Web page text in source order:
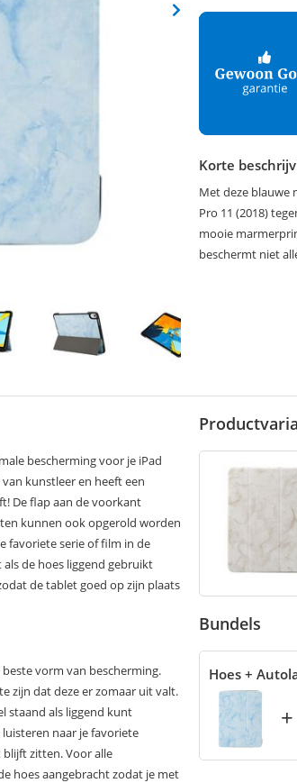
Korte
Met deze blauwe
Pro 11 (2018)
mooie
beschermt niet
bescherming voor je iPad
kunstleer en heeft een
De flap aan de voorkant
kunnen ook opgerold worden
favoriete serie of film in de
de hoes liggend gebruikt
de tablet goed op zijn plaats
vorm van bescherming.
zijn dat deze er zomaar uit valt.
staand als liggend kunt
naar je favoriete
zitten. Voor alle
hoes aangebracht zodat je met
Bundels
Hoes +
+